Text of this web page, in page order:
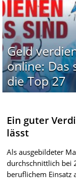
Geld
online: Das
die Top 27
Ein guter
lässt
Als ausgebildeter
durchschnittlich bei
beruflichem Einsatz